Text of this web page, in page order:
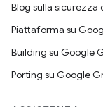
Blog sulla sicurezza
Piattaforma su
Building su Google
Porting su Google